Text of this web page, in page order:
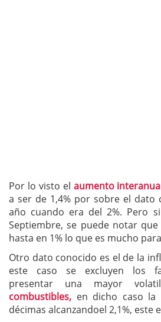
Por lo visto el aumento
a ser de 1,4% por sobre el dato
año cuando era del 2%. Pero
Septiembre, se puede notar
hasta en 1% lo que es mucho
Otro dato conocido es el de la
este caso se excluyen los
presentar una mayor
combustibles, en dicho caso
décimas alcanzandoel 2,1%, este